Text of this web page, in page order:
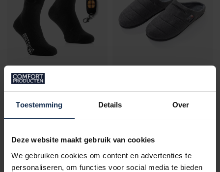
Toestemming Details Over
Deze website maakt gebruik van cookies
We gebruiken cookies om content en advertenties te
personaliseren, om functies voor social media te bieden
BERTSCHAT®
BEHEIZTE SOCKEN
USB
Auf Lager
BEHEIZTE
LIMITIERTE | USB
Auf Lager